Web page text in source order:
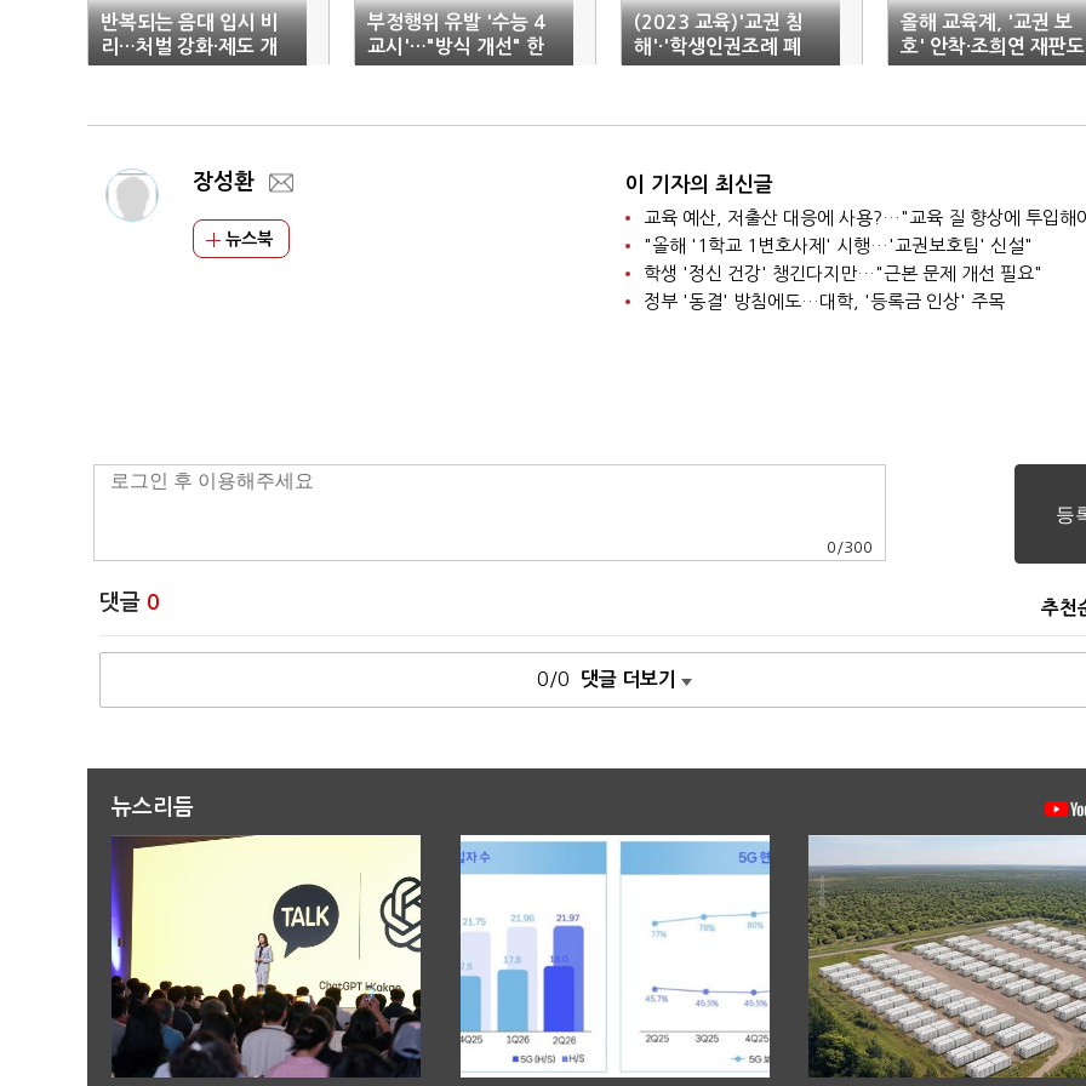
반복되는 음대 입시 비
리…처벌 강화·제도 개
선 필요
부정행위 유발 '수능 4
교시'…"방식 개선" 한
목소리
(2023 교육)'교권 침
해'·'학생인권조례 폐
지'…'킬러의 준킬러' 둔
올해 교육계, '교권 보
호' 안착·조희연 재판도
'변수'
장성환
뉴스북
이 기자의 최신글
교육 예산, 저출산 대응에 사용?…"교육 질 향상에 투입해
"올해 '1학교 1변호사제' 시행…'교권보호팀' 신설"
학생 '정신 건강' 챙긴다지만…"근본 문제 개선 필요"
정부 '동결' 방침에도…대학, '등록금 인상' 주목
0 /300
댓글 0 추천
0/0 댓글 더보기
뉴스리듬